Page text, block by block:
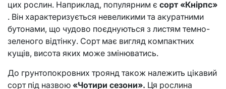
цих рослин. Наприклад, популярним є сорт «Кнірпс»
. Він характеризується невеликими та акуратними
бутонами, що чудово поєднуються з листям темно-
зеленого відтінку. Сорт має вигляд компактних
кущів, висота яких може змінюватись.
До грунтопокровних троянд також належить цікавий
сорт під назвою «Чотири сезони». Ця рослина